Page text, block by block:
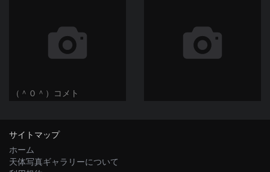
（＾０＾）コメト
サイトマップ
ホーム
天体写真ギャラリーについて